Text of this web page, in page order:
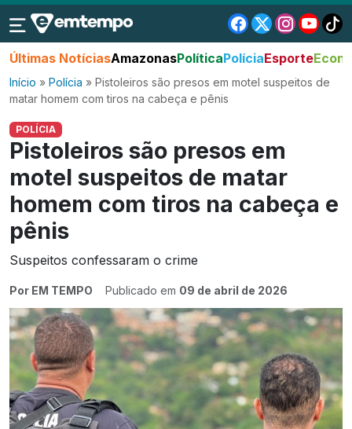
Últimas NotíciasAmazonasPolíticaPolíciaEsporte
Início » Polícia » Pistoleiros são presos em motel suspeitos de
matar homem com tiros na cabeça e pênis
POLÍCIA
Pistoleiros são presos em
motel suspeitos de matar
homem com tiros na cabeça e
pênis
Suspeitos confessaram o crime
Por EM TEMPO Publicado em 09 de abril de 2026